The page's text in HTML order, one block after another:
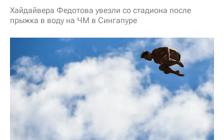
Хайдайвера Федотова увезли со стадиона после
прыжка в воду на ЧМ в Сингапуре